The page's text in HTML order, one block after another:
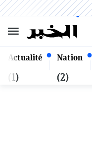
Actualité
(1)
Nation
(2)
Vendredi 23 Safar 1448 - 07
Août 2026